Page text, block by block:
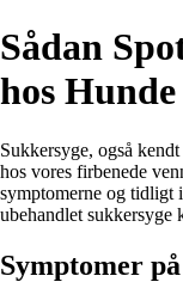
Sådan
hos Hunde
Sukkersyge, også
hos vores firbenede
symptomerne og tidligt
ubehandlet sukkersyge
Symptomer